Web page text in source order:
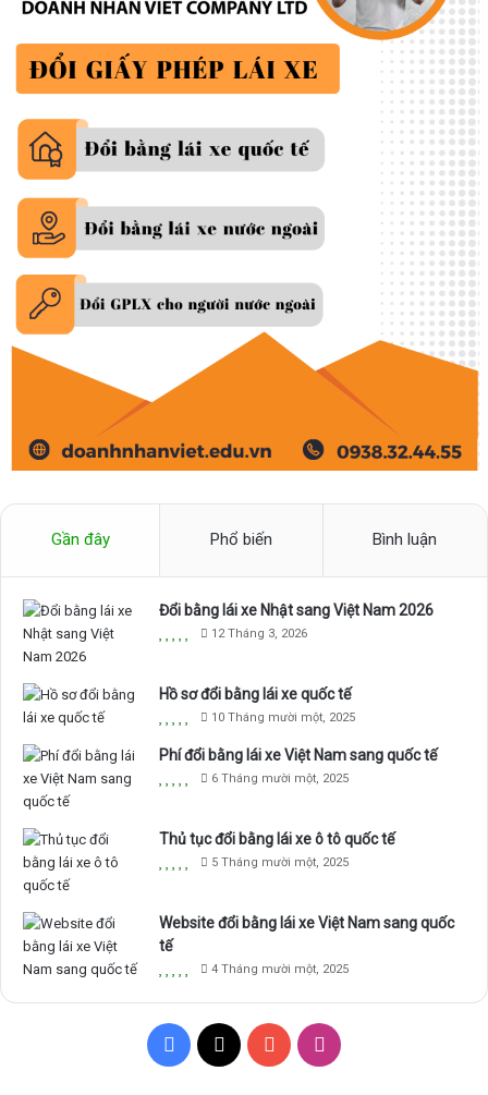
Gần đây Phổ biến Bình luận
Đổi bằng lái xe Nhật sang Việt Nam 2026
12 Tháng 3, 2026
Hồ sơ đổi bằng lái xe quốc tế
10 Tháng mười một, 2025
Phí đổi bằng lái xe Việt Nam sang quốc tế
6 Tháng mười một, 2025
Thủ tục đổi bằng lái xe ô tô quốc tế
5 Tháng mười một, 2025
Website đổi bằng lái xe Việt Nam sang quốc
tế
4 Tháng mười một, 2025